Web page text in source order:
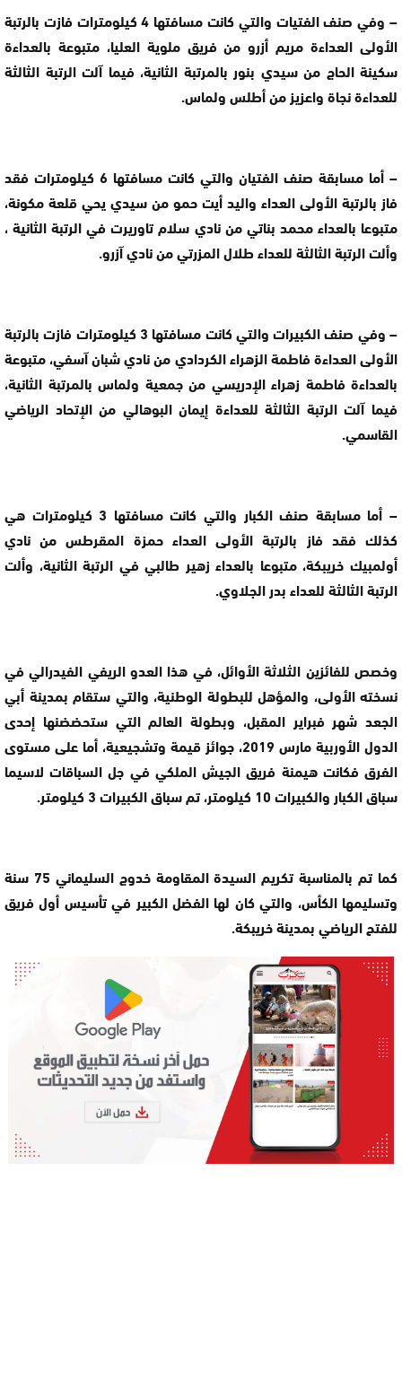
– وفي صنف الفتيات والتي كانت مسافتها 4 كيلومترات فازت بالرتبة
الأولى العداءة مريم أزرو من فريق ملوية العليا، متبوعة بالعداءة
سكينة الحاج من سيدي بنور بالمرتبة الثانية، فيما آلت الرتبة الثالثة
للعداءة نجاة واعزيز من أطلس ولماس.
– أما مسابقة صنف الفتيان والتي كانت مسافتها 6 كيلومترات فقد
فاز بالرتبة الأولى العداء واليد أيت حمو من سيدي يحي قلعة مكونة،
متبوعا بالعداء محمد بناتي من نادي سلام تاوريرت في الرتبة الثانية ،
وألت الرتبة الثالثة للعداء طلال المزرتي من نادي آزرو.
– وفي صنف الكبيرات والتي كانت مسافتها 3 كيلومترات فازت بالرتبة
الأولى العداءة فاطمة الزهراء الكردادي من نادي شبان آسفي، متبوعة
بالعداءة فاطمة زهراء الإدريسي من جمعية ولماس بالمرتبة الثانية،
فيما آلت الرتبة الثالثة للعداءة إيمان البوهالي من الإتحاد الرياضي
القاسمي.
– أما مسابقة صنف الكبار والتي كانت مسافتها 3 كيلومترات هي
كذلك فقد فاز بالرتبة الأولى العداء حمزة المقرطس من نادي
أولمبيك خريبكة، متبوعا بالعداء زهير طالبي في الرتبة الثانية، وألت
الرتبة الثالثة للعداء بدر الجلاوي.
وخصص للفائزين الثلاثة الأوائل، في هذا العدو الريفي الفيدرالي في
نسخته الأولى، والمؤهل للبطولة الوطنية، والتي ستقام بمدينة أبي
الجعد شهر فبراير المقبل، وبطولة العالم التي ستحضضنها إحدى
الدول الأوربية مارس 2019، جوائز قيمة وتشجيعية، أما على مستوى
الفرق فكانت هيمنة فريق الجيش الملكي في جل السباقات لاسيما
سباق الكبار والكبيرات 10 كيلومتر، تم سباق الكبيرات 3 كيلومتر.
كما تم بالمناسبة تكريم السيدة المقاومة خدوج السليماني 75 سنة
وتسليمها الكأس، والتي كان لها الفضل الكبير في تأسيس أول فريق
للفتح الرياضي بمدينة خريبكة.